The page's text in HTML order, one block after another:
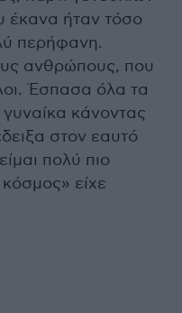
έκανα ήταν τόσο
περήφανη.
ανθρώπους, που
Έσπασα όλα τα
κάνοντας
στον εαυτό
πολύ πιο
είχε